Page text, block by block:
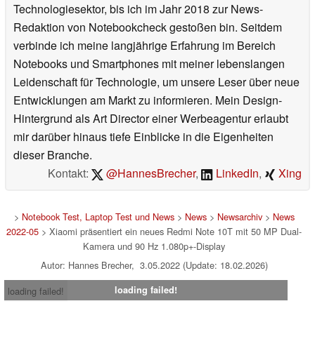
Technologiesektor, bis ich im Jahr 2018 zur News-
Redaktion von Notebookcheck gestoßen bin. Seitdem
verbinde ich meine langjährige Erfahrung im Bereich
Notebooks und Smartphones mit meiner lebenslangen
Leidenschaft für Technologie, um unsere Leser über neue
Entwicklungen am Markt zu informieren. Mein Design-
Hintergrund als Art Director einer Werbeagentur erlaubt
mir darüber hinaus tiefe Einblicke in die Eigenheiten
dieser Branche.
Kontakt:
@HannesBrecher, LinkedIn, Xing
> Notebook Test, Laptop Test und News> News> Newsarchiv> News
2022-05 > Xiaomi präsentiert ein neues Redmi Note 10T mit 50 MP Dual-
Kamera und 90 Hz 1.080p+-Display
Autor: Hannes Brecher, 3.05.2022 (Update: 18.02.2026)
loading failed!
loading failed!